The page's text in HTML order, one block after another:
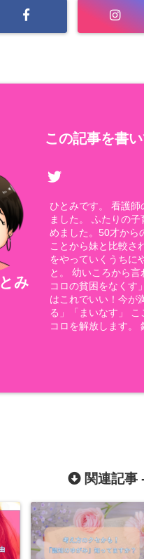
この記事を書
み
ひとみです。 看護師
ました。 ふたりの
めました。50才から
ことから妹と比較さ
をやっていくうちに
と。 幼いころから
コロの貧困をなくす
はこれでいい！今が
る」「まいなす」
コロを解放します。
関連記事